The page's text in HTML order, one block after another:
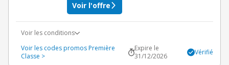
Voir l'offre
Voir les conditions
Voir les codes promos Première
Classe >
Expire le
31/12/2026
Vérifié